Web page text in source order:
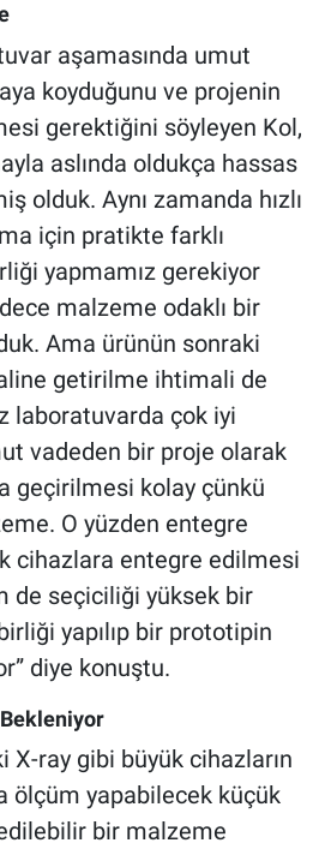
aşamasında umut
koyduğunu ve projenin
gerektiğini söyleyen Kol,
aslında oldukça hassas
olduk. Aynı zamanda hızlı
için pratikte farklı
yapmamız gerekiyor
malzeme odaklı bir
Ama ürünün sonraki
getirilme ihtimali de
laboratuvarda çok iyi
vadeden bir proje olarak
geçirilmesi kolay çünkü
O yüzden entegre
cihazlara entegre edilmesi
de seçiciliği yüksek bir
yapılıp bir prototipin
diye konuştu.
X-ray gibi büyük cihazların
ölçüm yapabilecek küçük
bir malzeme